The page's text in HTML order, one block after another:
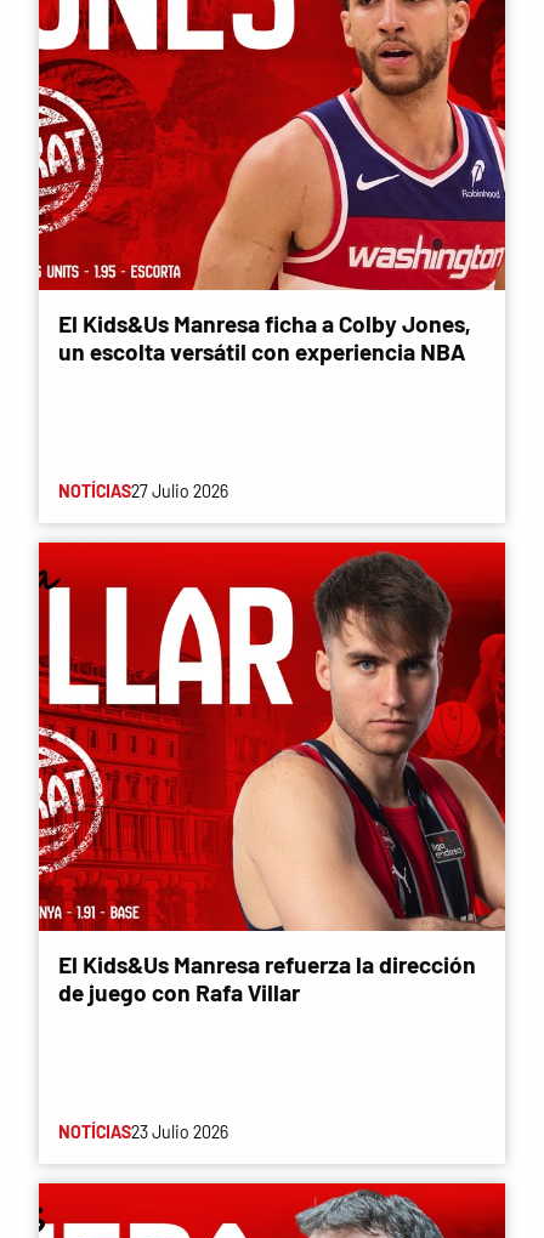
El Kids&Us Manresa ficha a Colby Jones,
un escolta versátil con experiencia NBA
NOTÍCIAS27 Julio 2026
El Kids&Us Manresa refuerza la dirección
de juego con Rafa Villar
NOTÍCIAS23 Julio 2026